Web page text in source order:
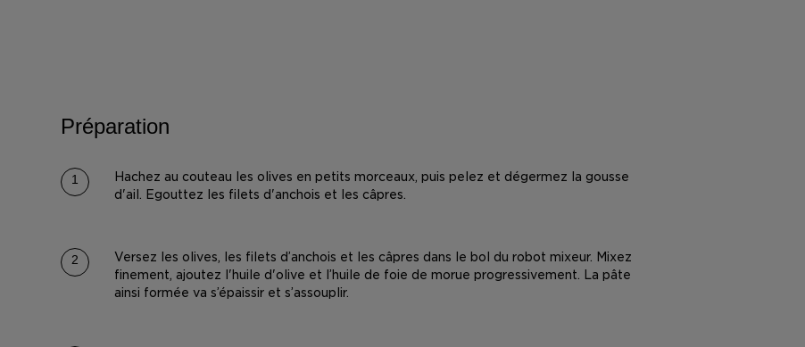
Préparation
Hachez au couteau les olives en petits morceaux, puis pelez et dégermez la gousse
d'ail. Egouttez les filets d'anchois et les câpres.
Versez les olives, les filets d’anchois et les câpres dans le bol du robot mixeur. Mixez
finement, ajoutez l'huile d'olive et l’huile de foie de morue progressivement. La pâte
ainsi formée va s’épaissir et s’assouplir.